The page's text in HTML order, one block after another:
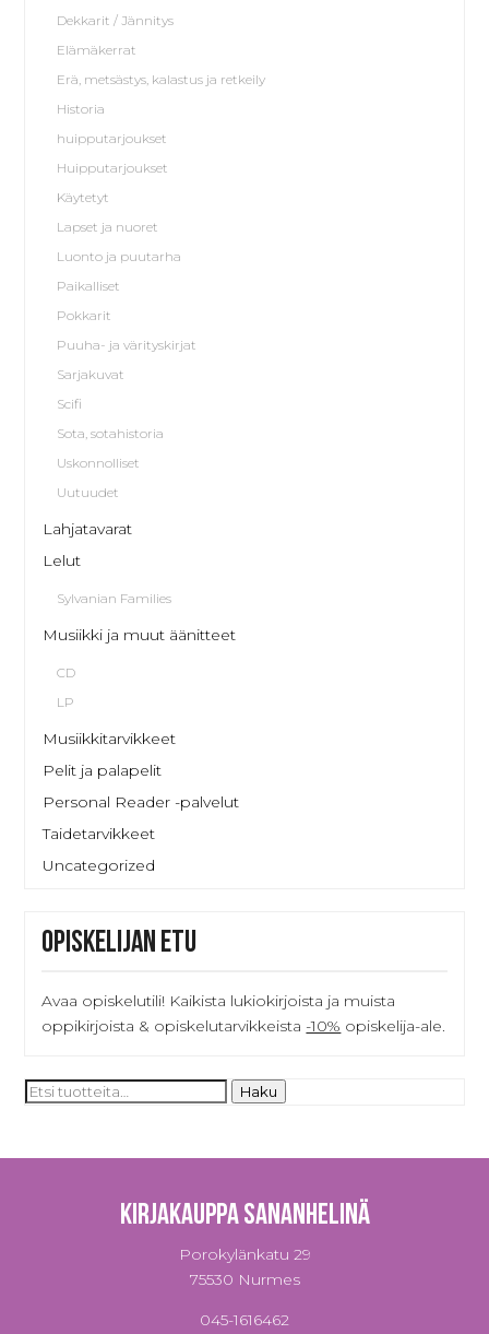
Dekkarit / Jännitys
Elämäkerrat
Erä, metsästys, kalastus ja retkeily
Historia
huipputarjoukset
Huipputarjoukset
Käytetyt
Lapset ja nuoret
Luonto ja puutarha
Paikalliset
Pokkarit
Puuha- ja värityskirjat
Sarjakuvat
Scifi
Sota, sotahistoria
Uskonnolliset
Uutuudet
Lahjatavarat
Lelut
Sylvanian Families
Musiikki ja muut äänitteet
CD
LP
Musiikkitarvikkeet
Pelit ja palapelit
Personal Reader -palvelut
Taidetarvikkeet
Uncategorized
Opiskelijan etu
Avaa opiskelutili! Kaikista lukiokirjoista ja muista
oppikirjoista & opiskelutarvikkeista -10% opiskelija-ale.
Etsi: Haku
Kirjakauppa Sananhelinä
Porokylänkatu 29
75530 Nurmes
045-1616462